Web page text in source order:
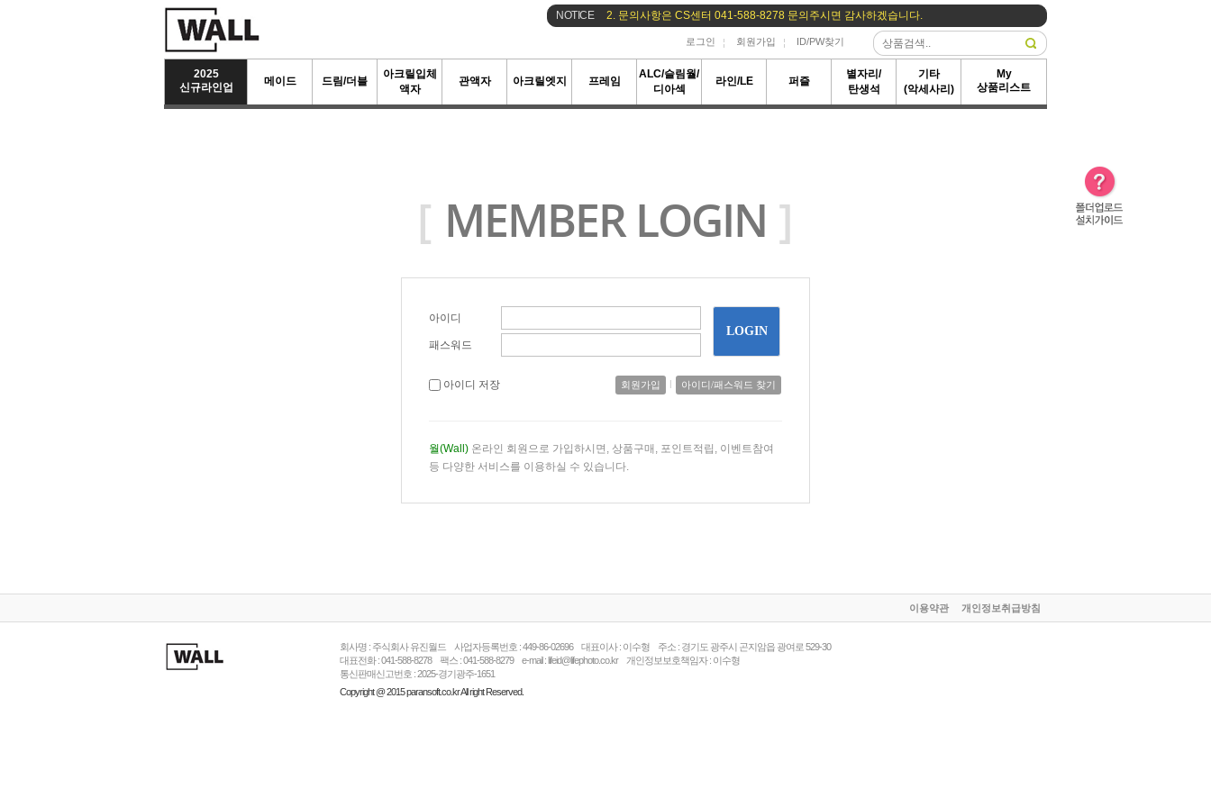
NOTICE
로그인 회원가입 ID/PW찾기
2025
신규라인업
메이드 드림/더블
아크릴입체
액자
관액자 아크릴엣지 프레임
ALC/슬림월/
디아섹
라인/LE 퍼즐
별자리/
탄생석
기타
(악세사리)
My
상품리스트
[ MEMBER LOGIN ]
아이디
패스워드
아이디 저장 회원가입 아이디/패스워드 찾기
월(Wall) 온라인 회원으로 가입하시면, 상품구매, 포인트적립, 이벤트참여
등 다양한 서비스를 이용하실 수 있습니다.
개인정보취급방침
이용약관
회사명 : 주식회사 유진월드 사업자등록번호 : 449-86-02696 대표이사 : 이수형 주소 : 경기도 광주시 곤지암읍 광여로 529-30
대표전화 : 041-588-8278 팩스 : 041-588-8279 e-mail : lifeid@lifephoto.co.kr 개인정보보호책임자 : 이수형
통신판매신고번호 : 2025-경기광주-1651
Copyright @ 2015 paransoft.co.kr All right Reserved.